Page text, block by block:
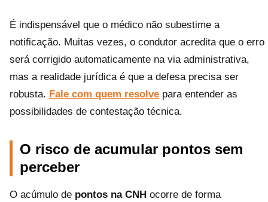
É indispensável que o médico não subestime a
notificação. Muitas vezes, o condutor acredita que o erro
será corrigido automaticamente na via administrativa,
mas a realidade jurídica é que a defesa precisa ser
robusta. Fale com quem resolve para entender as
possibilidades de contestação técnica.
O risco de acumular pontos sem
perceber
O acúmulo de pontos na CNH ocorre de forma